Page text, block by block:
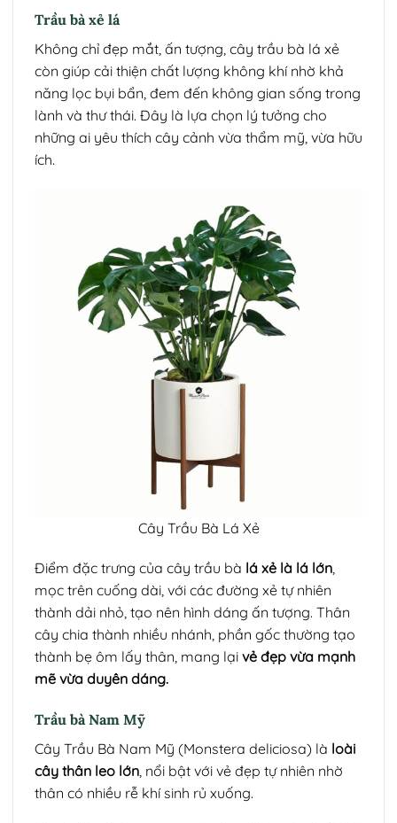
Trầu bà xẻ lá
Không chỉ đẹp mắt, ấn tượng, cây trầu bà lá xẻ
còn giúp cải thiện chất lượng không khí nhờ khả
năng lọc bụi bẩn, đem đến không gian sống trong
lành và thư thái. Đây là lựa chọn lý tưởng cho
những ai yêu thích cây cảnh vừa thẩm mỹ, vừa hữu
ích.
Cây Trầu Bà Lá Xẻ
Điểm đặc trưng của cây trầu bà lá xẻ là lá lớn,
mọc trên cuống dài, với các đường xẻ tự nhiên
thành dải nhỏ, tạo nên hình dáng ấn tượng. Thân
cây chia thành nhiều nhánh, phần gốc thường tạo
thành bẹ ôm lấy thân, mang lại vẻ đẹp vừa mạnh
mẽ vừa duyên dáng.
Trầu bà Nam Mỹ
Cây Trầu Bà Nam Mỹ (Monstera deliciosa) là loài
cây thân leo lớn, nổi bật với vẻ đẹp tự nhiên nhờ
thân có nhiều rễ khí sinh rủ xuống.